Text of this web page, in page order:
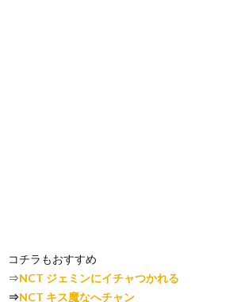
コチラもおすすめ
⇒NCT ジェミンにイチャつかれる
⇒NCT キス魔なへチャン